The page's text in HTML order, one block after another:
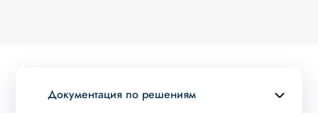
Документация по решениям